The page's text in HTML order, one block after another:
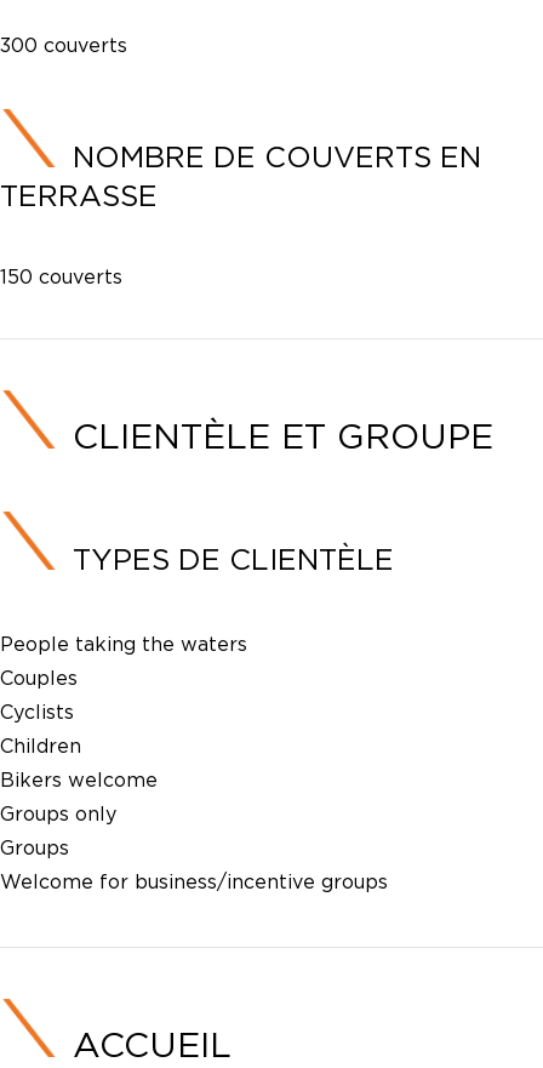
300 couverts
NOMBRE DE COUVERTS EN
TERRASSE
150 couverts
CLIENTÈLE ET GROUPE
TYPES DE CLIENTÈLE
People taking the waters
Couples
Cyclists
Children
Bikers welcome
Groups only
Groups
Welcome for business/incentive groups
ACCUEIL